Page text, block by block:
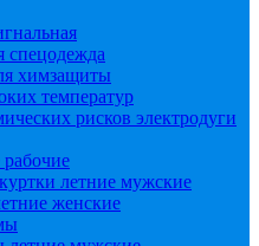
спецодежда
химзащиты
температур
рисков электродуги
летние мужские
женские